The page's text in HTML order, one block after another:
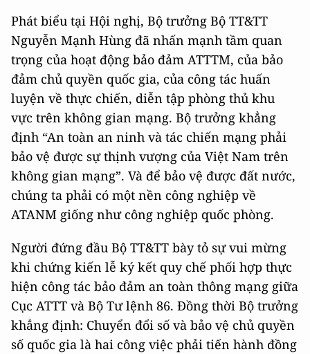
Phát biểu tại Hội nghị, Bộ trưởng Bộ TT&TT
Nguyễn Mạnh Hùng đã nhấn mạnh tầm quan
trọng của hoạt động bảo đảm ATTTM, của bảo
đảm chủ quyền quốc gia, của công tác huấn
luyện về thực chiến, diễn tập phòng thủ khu
vực trên không gian mạng. Bộ trưởng khẳng
định “An toàn an ninh và tác chiến mạng phải
bảo vệ được sự thịnh vượng của Việt Nam trên
không gian mạng”. Và để bảo vệ được đất nước,
chúng ta phải có một nền công nghiệp về
ATANM giống như công nghiệp quốc phòng.
Người đứng đầu Bộ TT&TT bày tỏ sự vui mừng
khi chứng kiến lễ ký kết quy chế phối hợp thực
hiện công tác bảo đảm an toàn thông mạng giữa
Cục ATTT và Bộ Tư lệnh 86. Đồng thời Bộ trưởng
khẳng định: Chuyển đổi số và bảo vệ chủ quyền
số quốc gia là hai công việc phải tiến hành đồng